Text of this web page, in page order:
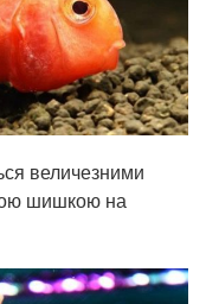
величезними
шишкою на